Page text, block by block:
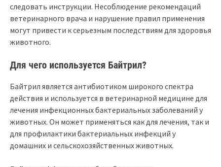
следовать инструкции. Несоблюдение рекомендаций
ветеринарного врача и нарушение правил применения
могут привести к серьезным последствиям для здоровья
животного.
Для чего используется Байтрил?
Байтрил является антибиотиком широкого спектра
действия и используется в ветеринарной медицине для
лечения инфекционных бактериальных заболеваний у
животных. Он может применяться как для лечения, так и
для профилактики бактериальных инфекций у
домашних и сельскохозяйственных животных.